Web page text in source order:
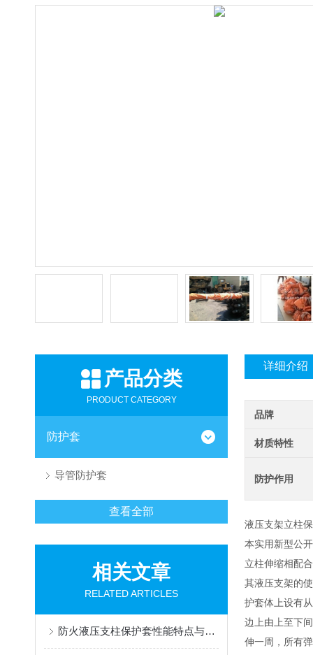
产品分类
PRODUCT CATEGORY
防护套
导管防护套
查看全部
相关文章
RELATED ARTICLES
防火液压支柱保护套性能特点与阻燃防护应用
详细介绍
品牌
材质特性
防护作用
液压支架立柱
本实用新型公
立柱伸缩相配
其液压支架的
护套体上设有
边上由上至下
伸一周，所有